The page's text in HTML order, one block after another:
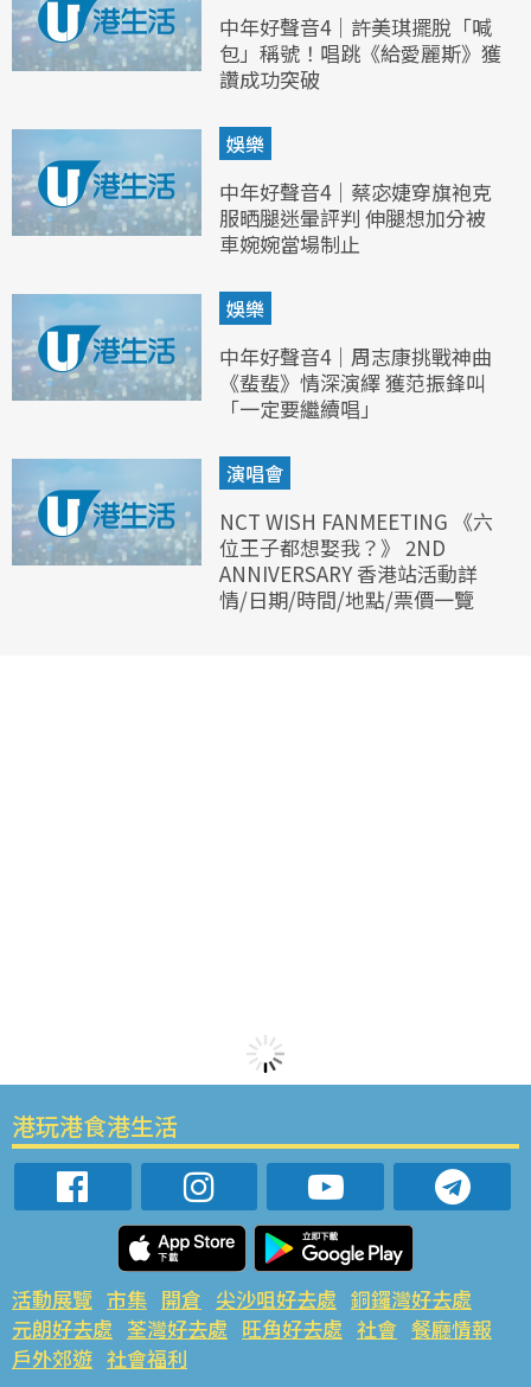
中年好聲音4｜許美琪擺脫「喊
包」稱號！唱跳《給愛麗斯》獲
讚成功突破
娛樂
中年好聲音4｜蔡宓婕穿旗袍克
服晒腿迷暈評判 伸腿想加分被
車婉婉當場制止
娛樂
中年好聲音4｜周志康挑戰神曲
《蜚蜚》情深演繹 獲范振鋒叫
「一定要繼續唱」
演唱會
NCT WISH FANMEETING 《六
位王子都想娶我？》 2ND
ANNIVERSARY 香港站活動詳
情/日期/時間/地點/票價一覽
港玩港食港生活
活動展覽 市集 開倉 尖沙咀好去處 銅鑼灣好去處
元朗好去處 荃灣好去處 旺角好去處 社會 餐廳情報
戶外郊遊 社會福利